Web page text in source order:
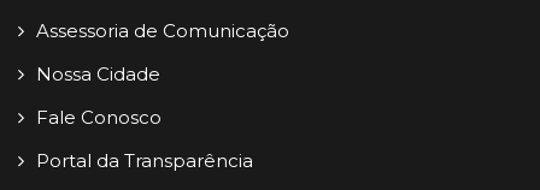
Assessoria de Comunicação
Nossa Cidade
Fale Conosco
Portal da Transparência